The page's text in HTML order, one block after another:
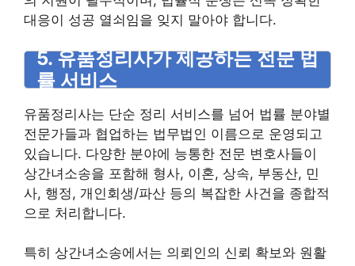
대응이 성공 열쇠임을 잊지 말아야 합니다.
5. 유품정리사가 제공하는 전문 법
률 서비스
유품정리사는 단순 정리 서비스를 넘어 법률 분야별
전문가들과 협업하는 법무법인 이름으로 운영되고
있습니다. 다양한 분야에 능통한 전문 변호사들이
상간녀소송을 포함해 형사, 이혼, 상속, 부동산, 민
사, 행정, 개인회생/파산 등의 복잡한 사건을 종합적
으로 처리합니다.
특히 상간녀소송에서는 의뢰인의 신뢰 확보와 원활